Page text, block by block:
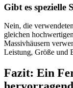
Gibt es spezielle
Nein, die
gleichen
Massivhäusern
Leistung, Größe und
Fazit: Ein